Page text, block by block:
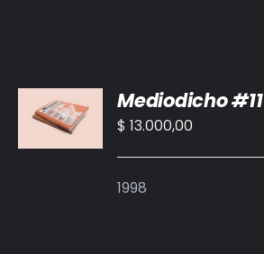
AL
CARRITO
/
Mediodicho #11
$ 13.000,00
1998